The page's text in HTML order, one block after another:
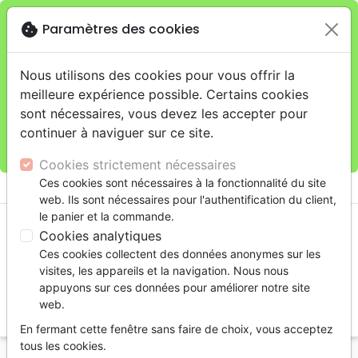
Je veux retirer ma commande au 11 rue de Rive,
Genèveclose
warningCette boutique en ligne est limitée au retrait en
magasin.
Pour les livraisons à domicile, veuillez passer vos
commandes sur la boutique La Maison de la Bible
shopping_cart
cookie Paramètres des cookies
Nous utilisons des cookies pour vous offrir la
meilleure expérience possible. Certains cookies
sont nécessaires, vous devez les accepter pour
continuer à naviguer sur ce site.
Cookies strictement nécessaires
Ces cookies sont nécessaires à la fonctionnalité du site
web. Ils sont nécessaires pour l'authentification du client,
le panier et la commande.
Cookies analytiques
Ces cookies collectent des données anonymes sur les
visites, les appareils et la navigation. Nous nous
appuyons sur ces données pour améliorer notre site
web.
En fermant cette fenêtre sans faire de choix, vous acceptez
tous les cookies.